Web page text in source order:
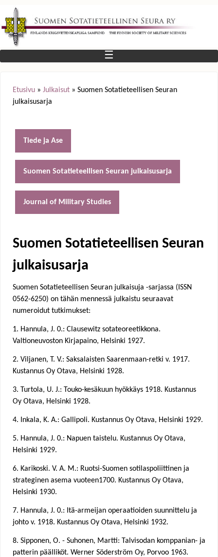
Y
o
u
h
e
r
Etusivu » Julkaisut » Suomen Sotatieteellisen Seuran
julkaisusarja
Tiede ja Ase
Suomen Sotatieteellisen Seuran julkaisusarja
Journal of Military Studies
Suomen Sotatieteellisen Seuran
julkaisusarja
Suomen Sotatieteellisen Seuran julkaisuja -sarjassa (ISSN
0562-6250) on tähän mennessä julkaistu seuraavat
numeroidut tutkimukset:
1. Hannula, J. 0.: Clausewitz sotateoreetikkona.
Valtioneuvoston Kirjapaino, Helsinki 1927.
2. Viljanen, T. V.: Saksalaisten Saarenmaan-retki v. 1917.
Kustannus Oy Otava, Helsinki 1928.
3. Turtola, U. J.: Touko-kesäkuun hyökkäys 1918. Kustannus
Oy Otava, Helsinki 1928.
4. Inkala, K. A.: Gallipoli. Kustannus Oy Otava, Helsinki 1929.
5. Hannula, J. 0.: Napuen taistelu. Kustannus Oy Otava,
Helsinki 1929.
6. Karikoski. V. A. M.: Ruotsi-Suomen sotilaspoliittinen ja
strateginen asema vuoteen1700. Kustannus Oy Otava,
Helsinki 1930.
7. Hannula, J. 0.: Itä-armeijan operaatioiden suunnittelu ja
johto v. 1918. Kustannus Oy Otava, Helsinki 1932.
8. Sipponen, O. - Suhonen, Martti: Talvisodan komppanian- ja
patterin päälliköt. Werner Söderström Oy, Porvoo 1963.
☰